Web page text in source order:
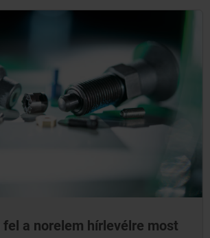
a norelem hírlevélre most